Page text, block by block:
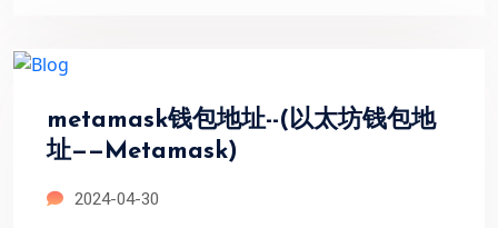
metamask钱包地址--(以太坊钱包地
址——Metamask)
2024-04-30